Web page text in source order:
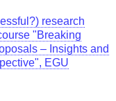
research
"Breaking
– Insights and
EGU